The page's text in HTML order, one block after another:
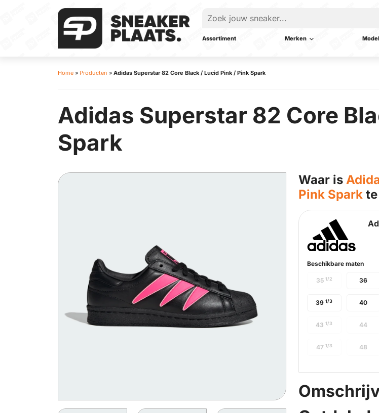
Assortiment Merken
Home » Producten » Adidas Superstar 82 Core Black / Lucid Pink / Pink Spark
Adidas Superstar 82 Core
Spark
Waar is
Pink Spark
Beschikbare maten
36
391/3 40
35 1/2
431/3 44
47 1/3 48